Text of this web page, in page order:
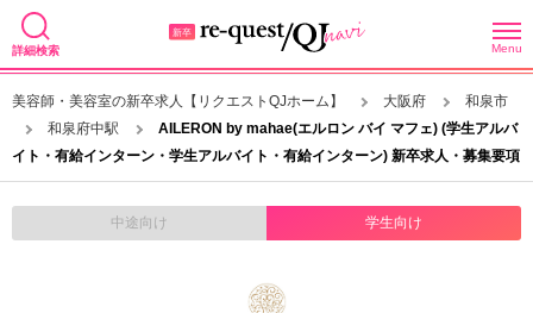
詳細検索 Menu
美容師・美容室の新卒求人【リクエストQJホーム】 大阪府
和泉市
和泉府中駅
AILERON by mahae(エルロン バイ マフェ) (学生アルバ
イト・有給インターン・学生アルバイト・有給インターン) 新卒求人・募集要項
中途向け 学生向け